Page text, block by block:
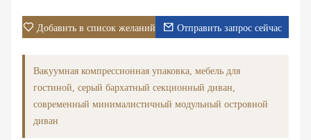
Добавить в список желаний Отправить запрос сейчас
Вакуумная компрессионная упаковка, мебель для
гостиной, серый бархатный секционный диван,
современный минималистичный модульный островной
диван